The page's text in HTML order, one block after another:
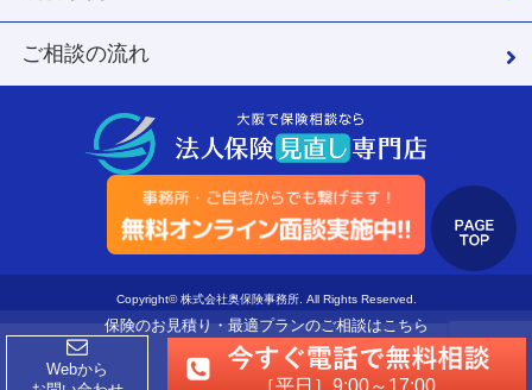
ご相談の流れ
Copyright© 株式会社奥保険事務所. All Rights Reserved.
保険のお見積り・最適プランのご相談はこちら
Webから